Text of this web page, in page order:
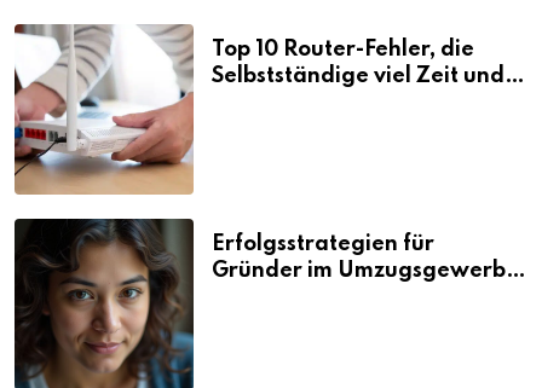
Top 10 Router-Fehler, die
Selbstständige viel Zeit und
Erfolgsstrategien für
Gründer im Umzugsgewerbe